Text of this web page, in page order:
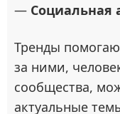
— Социальная
Тренды
за ними,
сообщества,
актуальные